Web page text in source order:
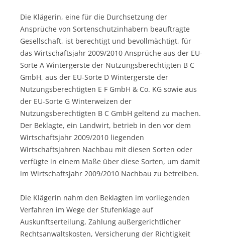
Die Klägerin, eine für die Durchsetzung der
Ansprüche von Sortenschutzinhabern beauftragte
Gesellschaft, ist berechtigt und bevollmächtigt, für
das Wirtschaftsjahr 2009/2010 Ansprüche aus der EU-
Sorte A Wintergerste der Nutzungsberechtigten B C
GmbH, aus der EU-Sorte D Wintergerste der
Nutzungsberechtigten E F GmbH & Co. KG sowie aus
der EU-Sorte G Winterweizen der
Nutzungsberechtigten B C GmbH geltend zu machen.
Der Beklagte, ein Landwirt, betrieb in den vor dem
Wirtschaftsjahr 2009/2010 liegenden
Wirtschaftsjahren Nachbau mit diesen Sorten oder
verfügte in einem Maße über diese Sorten, um damit
im Wirtschaftsjahr 2009/2010 Nachbau zu betreiben.
Die Klägerin nahm den Beklagten im vorliegenden
Verfahren im Wege der Stufenklage auf
Auskunftserteilung, Zahlung außergerichtlicher
Rechtsanwaltskosten, Versicherung der Richtigkeit